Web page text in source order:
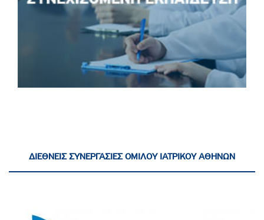
ΔΙΕΘΝΕΙΣ ΣΥΝΕΡΓΑΣΙΕΣ ΟΜΙΛΟΥ ΙΑΤΡΙΚΟΥ ΑΘΗΝΩΝ